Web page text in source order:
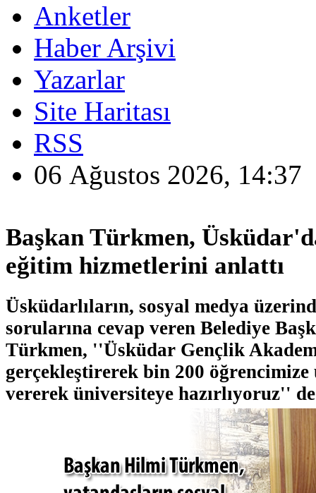
Anketler
Haber Arşivi
Yazarlar
Site Haritası
RSS
06 Ağustos 2026, 14:37
Başkan Türkmen,
eğitim hizmetlerini anlattı
Üsküdarlıların, sosyal medya
sorularına cevap veren Belediye
Türkmen, ''Üsküdar Gençlik
gerçekleştirerek bin 200
vererek üniversiteye hazırlıyoruz''